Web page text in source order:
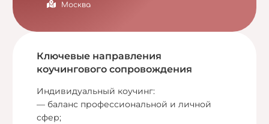
Москва
Ключевые направления
коучингового сопровождения
Индивидуальный коучинг:
— баланс профессиональной и личной
сфер;